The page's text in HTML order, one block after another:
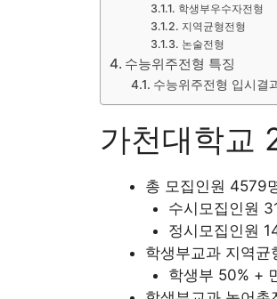
학생부우수자전형
지역균형전형
논술전형
수능위주전형 특징
수능위주전형 입시결
가천대학교
총 모집인원 4579
수시모집인원
정시모집인원
학생부교과 지역균
학생부 50% +